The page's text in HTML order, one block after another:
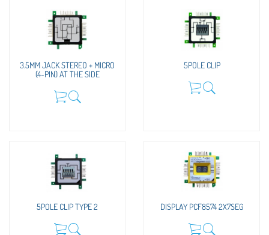
3.5MM JACK STEREO + MICRO
(4-PIN) AT THE SIDE
5POLE CLIP
5POLE CLIP TYPE 2 DISPLAY PCF8574 2X7SEG